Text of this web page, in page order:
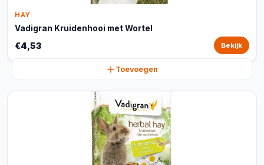
HAY
Vadigran Kruidenhooi met Wortel
€4,53 Bekijk
Toevoegen